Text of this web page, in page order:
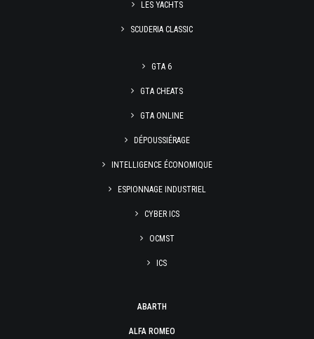
LES YACHTS
SCUDERIA CLASSIC
GTA 6
GTA CHEATS
GTA ONLINE
DÉPOUSSIÉRAGE
INTELLIGENCE ÉCONOMIQUE
ESPIONNAGE INDUSTRIEL
CYBER ICS
OCMST
ICS
ABARTH
ALFA ROMEO